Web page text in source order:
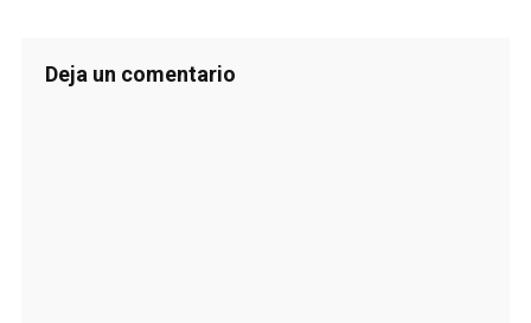
Deja un comentario